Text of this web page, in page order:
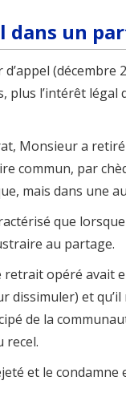
dans un
(décembre
plus l’intérêt
Monsieur a
commun, par
mais dans une
que
au partage.
retrait opéré
dissimuler) et
de la
recel.
et le